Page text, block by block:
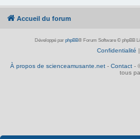
Accueil du forum
Développé par phpBB® Forum Software © phpBB
Confidentialité |
À propos de scienceamusante.net - Contact -
tous